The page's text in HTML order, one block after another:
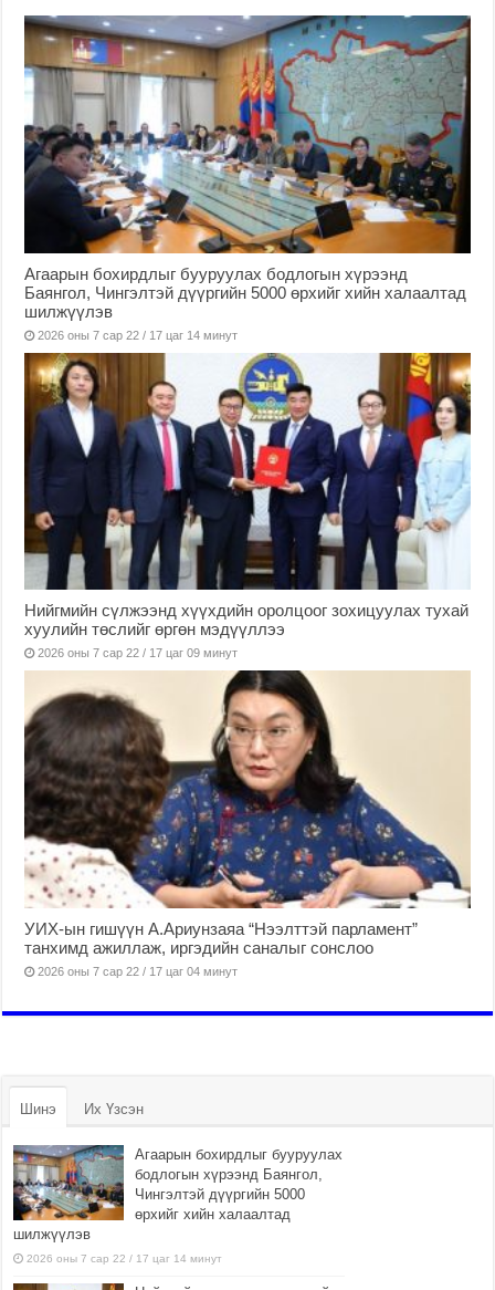
Агаарын бохирдлыг бууруулах бодлогын хүрээнд
Баянгол, Чингэлтэй дүүргийн 5000 өрхийг хийн халаалтад
шилжүүлэв
2026 оны 7 сар 22 / 17 цаг 14 минут
Нийгмийн сүлжээнд хүүхдийн оролцоог зохицуулах тухай
хуулийн төслийг өргөн мэдүүллээ
2026 оны 7 сар 22 / 17 цаг 09 минут
УИХ-ын гишүүн А.Ариунзаяа “Нээлттэй парламент”
танхимд ажиллаж, иргэдийн саналыг сонслоо
2026 оны 7 сар 22 / 17 цаг 04 минут
Шинэ Их Үзсэн
Агаарын бохирдлыг бууруулах
бодлогын хүрээнд Баянгол,
Чингэлтэй дүүргийн 5000
өрхийг хийн халаалтад
шилжүүлэв
2026 оны 7 сар 22 / 17 цаг 14 минут